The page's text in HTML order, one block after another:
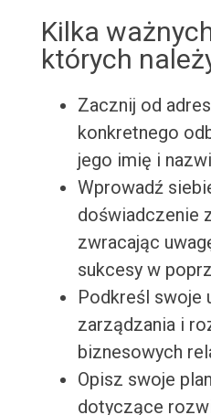
Kilka
których
Zacznij od
konkretnego
jego imię i
Wprowadź
doświadczenie
zwracając
sukcesy w
Podkreśl swoje
zarządzania i
biznesowych
Opisz swoje
dotyczące